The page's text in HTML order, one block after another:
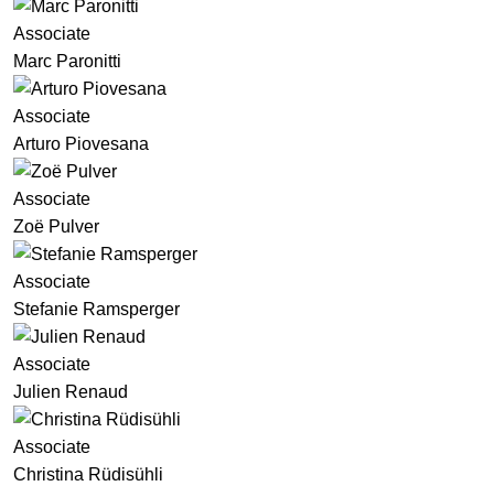
Associate
Marc Paronitti
Associate
Arturo Piovesana
Associate
Zoë Pulver
Associate
Stefanie Ramsperger
Associate
Julien Renaud
Associate
Christina Rüdisühli